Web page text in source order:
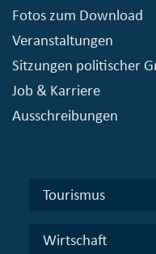
Fotos zum Download
Veranstaltungen
Sitzungen politischer
Job & Karriere
Ausschreibungen
Tourismus
Wirtschaft